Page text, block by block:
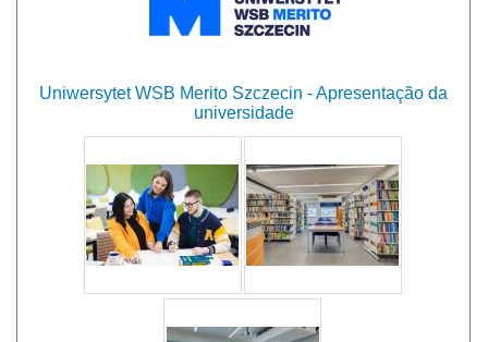
Uniwersytet WSB Merito Szczecin - Apresentação da
universidade